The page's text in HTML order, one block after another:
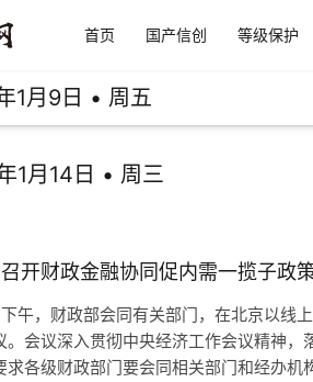
首页 国产信创 等级保护
1月14日 • 周三
开财政金融协同促内需一揽子政
午，财政部会同有关部门，在北京以线
。会议深入贯彻中央经济工作会议精神
求各级财政部门要会同相关部门和经办
1月9日 • 周五